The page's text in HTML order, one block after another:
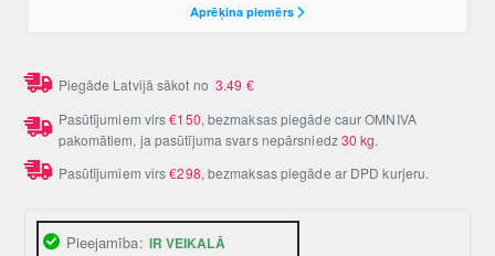
Pieejamība: IR VEIKALĀ
Piegāde Latvijā sākot no3.49 €
Pasūtījumiem virs€150, bezmaksas piegāde caur OMNIVA
pakomātiem, ja pasūtījuma svars nepārsniedz30 kg.
Pasūtījumiem virs€298, bezmaksas piegāde ar DPD kurjeru.